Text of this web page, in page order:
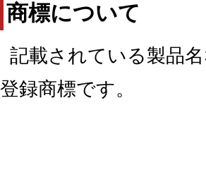
商標について
記載されている製品
登録商標です。